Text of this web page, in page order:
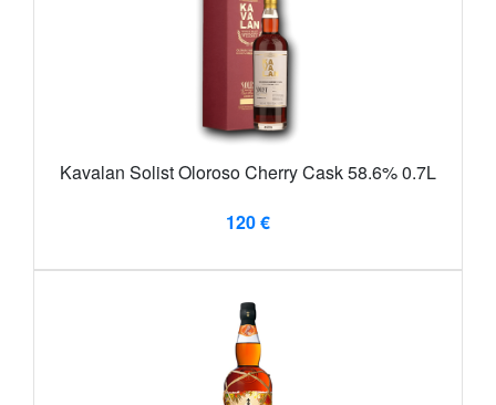
Kavalan Solist Oloroso Cherry Cask 58.6% 0.7L
120 €